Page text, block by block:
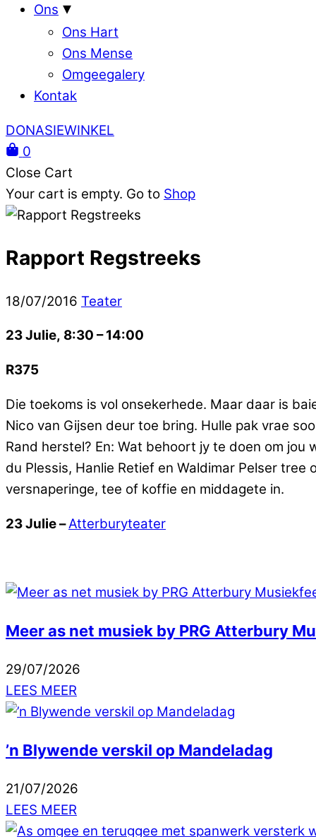
Ons
Ons Hart
Ons Mense
Omgeegalery
Kontak
DONASIEWINKEL
0
Close Cart
Your cart is empty. Go to Shop
Rapport Regstreeks
18/07/2016 Teater
23 Julie, 8:30 – 14:00
R375
Die toekoms is vol onsekerhede. Maar daar is
Nico van Gijsen deur toe bring. Hulle pak vrae
Rand herstel? En: Wat behoort jy te doen om
du Plessis, Hanlie Retief en Waldimar Pelser
versnaperinge, tee of koffie en middagete in.
23 Julie –Atterburyteater
Meer as net musiek by PRG Atterbury
29/07/2026
LEES MEER
’n Blywende verskil op Mandeladag
21/07/2026
LEES MEER